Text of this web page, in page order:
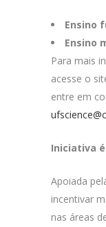
Ensino
Ensino
Para mais
acesse o
entre em
Iniciativa
Apoiada
incentivar
nas áreas